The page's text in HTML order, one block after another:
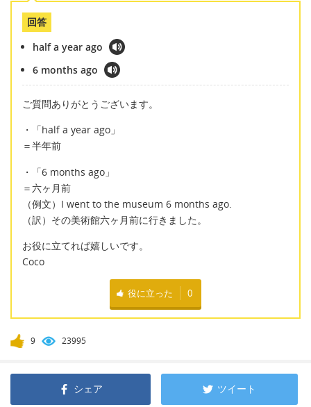
回答
half a year ago
6 months ago
ご質問ありがとうございます。
・「half a year ago」
＝半年前
・「6 months ago」
＝六ヶ月前
（例文）I went to the museum 6 months ago.
（訳）その美術館六ヶ月前に行きました。
お役に立てれば嬉しいです。
Coco
役に立った 0
9 23995
シェア ツイート